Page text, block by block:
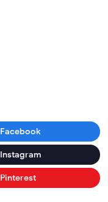
Facebook
Instagram
Pinterest